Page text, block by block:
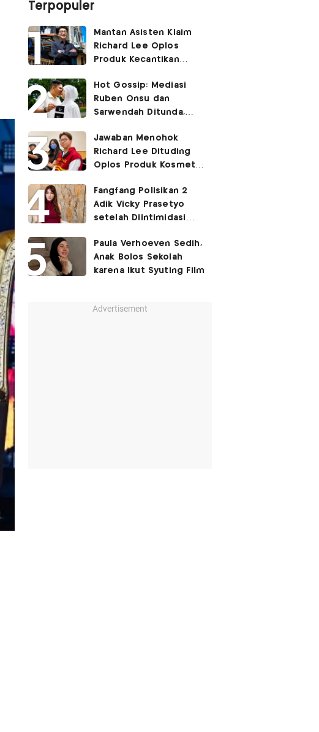
Terpopuler
Mantan Asisten Klaim
Richard Lee Oplos
Produk Kecantikan
ke Ani-Ani
Hot Gossip: Mediasi
Ruben Onsu dan
Sarwendah Ditunda,
Ketiga
Jawaban Menohok
Richard Lee Dituding
Oplos Produk Kosmetik
Fangfang Polisikan 2
Adik Vicky Prasetyo
setelah Diintimidasi
Paula Verhoeven Sedih,
Anak Bolos Sekolah
karena Ikut Syuting Film
Advertisement